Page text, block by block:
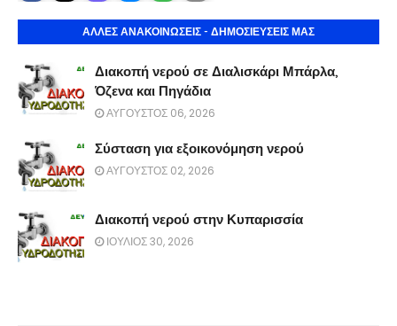
ΑΛΛΕΣ ΑΝΑΚΟΙΝΩΣΕΙΣ - ΔΗΜΟΣΙΕΥΣΕΙΣ ΜΑΣ
Διακοπή νερού σε Διαλισκάρι Μπάρλα,
Όζενα και Πηγάδια
ΑΥΓΟΥΣΤΟΣ 06, 2026
Σύσταση για εξοικονόμηση νερού
ΑΥΓΟΥΣΤΟΣ 02, 2026
Διακοπή νερού στην Κυπαρισσία
ΙΟΥΛΙΟΣ 30, 2026